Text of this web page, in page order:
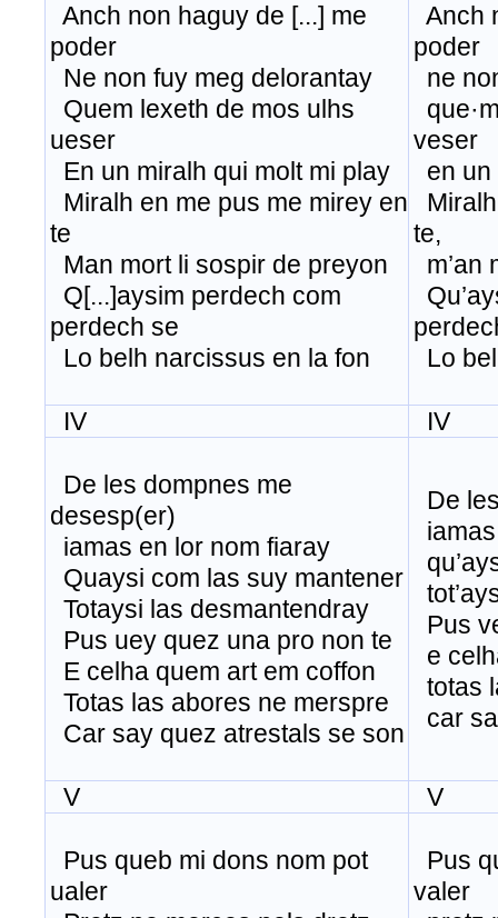
Anch non haguy de [...] me
poder
Ne non fuy meg delorantay
Quem lexeth de mos ulhs
ueser
En un miralh qui molt mi play
Miralh en me pus me mirey en
te
Man mort li sospir de preyon
Q[...]aysim perdech com
perdech se
Lo belh narcissus en la fon
Anch
poder
ne
veser
en un
te,
m’an
Lo
IV IV
De les dompnes me
desesp(er)
iamas en lor nom fiaray
Quaysi com las suy mantener
Totaysi las desmantendray
Pus uey quez una pro non te
E celha quem art em coffon
Totas las abores ne merspre
Car say quez atrestals se son
De
Pus
e
totas
car
V V
Pus queb mi dons nom pot
ualer
Pus
valer